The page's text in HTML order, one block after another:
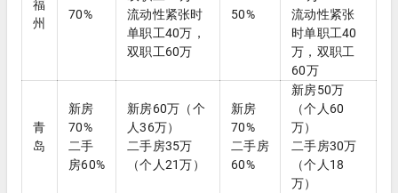
福
州
70%
流动性紧张时
单职工40万，
双职工60万
50%
流动性紧张
时单职工40
万，双职工
60万
青
岛
新房
70%
二手
房60%
新房60万（个
人36万）
二手房35万
（个人21万）
新房
70%
二手房
60%
新房50万
（个人60
万）
二手房30万
（个人18
万）